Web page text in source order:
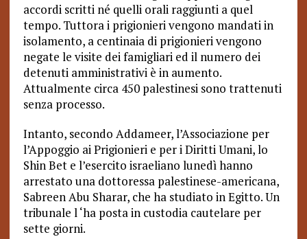
accordi scritti né quelli orali raggiunti a quel
tempo. Tuttora i prigionieri vengono mandati in
isolamento, a centinaia di prigionieri vengono
negate le visite dei famigliari ed il numero dei
detenuti amministrativi è in aumento.
Attualmente circa 450 palestinesi sono trattenuti
senza processo.
Intanto, secondo Addameer, l’Associazione per
l’Appoggio ai Prigionieri e per i Diritti Umani, lo
Shin Bet e l’esercito israeliano lunedì hanno
arrestato una dottoressa palestinese-americana,
Sabreen Abu Sharar, che ha studiato in Egitto. Un
tribunale l ‘ha posta in custodia cautelare per
sette giorni.